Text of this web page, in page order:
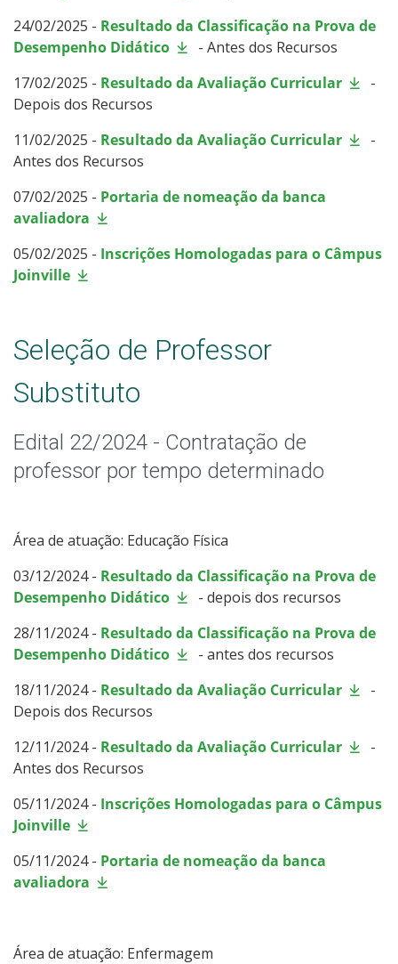
24/02/2025 - Resultado da Classificação na Prova de
Desempenho Didático
- Antes dos Recursos
17/02/2025 - Resultado da Avaliação Curricular
-
Depois dos Recursos
11/02/2025 - Resultado da Avaliação Curricular
-
Antes dos Recursos
07/02/2025 - Portaria de nomeação da banca
avaliadora
05/02/2025 - Inscrições Homologadas para o Câmpus
Joinville
Seleção de Professor
Substituto
Edital 22/2024 - Contratação de
professor por tempo determinado
Área de atuação: Educação Física
03/12/2024 - Resultado da Classificação na Prova de
Desempenho Didático
- depois dos recursos
28/11/2024 - Resultado da Classificação na Prova de
Desempenho Didático
- antes dos recursos
18/11/2024 - Resultado da Avaliação Curricular
-
Depois dos Recursos
12/11/2024 - Resultado da Avaliação Curricular
-
Antes dos Recursos
05/11/2024 - Inscrições Homologadas para o Câmpus
Joinville
05/11/2024 - Portaria de nomeação da banca
avaliadora
Área de atuação: Enfermagem